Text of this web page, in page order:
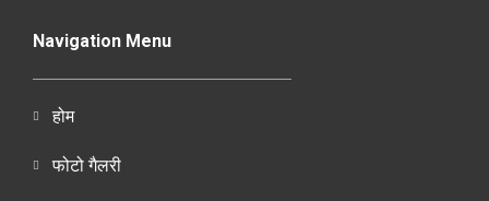
Navigation Menu
होम
फोटो गैलरी